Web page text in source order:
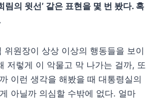
림의 윗선’ 같은 표현을 몇 번 봤다. 혹
원장이 상상 이상의 행동들을 보이
저렇게 이 악물고 막 나가는 걸까, 또
이런 생각을 해봤을 때 대통령실의
아닐까 의심할 수밖에 없다. 얼마